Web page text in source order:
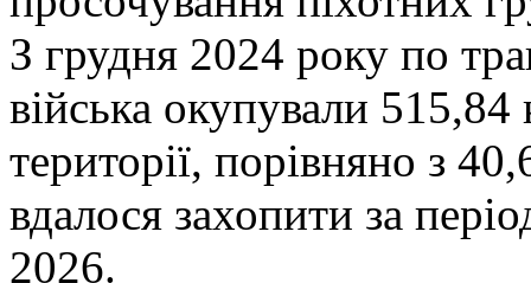
З грудня 2024 року по
війська окупували 515,84
території, порівняно з
вдалося захопити за
2026.